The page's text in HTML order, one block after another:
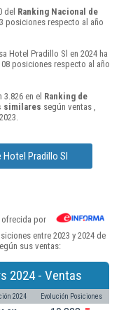
del Ranking Nacional de
posiciones respecto al año
Hotel Pradillo Sl en 2024 ha
posiciones respecto al año
en el Ranking de
similares según ventas ,
Pradillo Sl
por
entre 2023 y 2024 de
sus ventas:
2024 - Ventas
2024 Evolución Posiciones